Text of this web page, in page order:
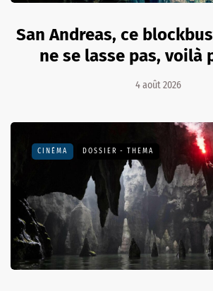
San Andreas, ce
ne se lasse pas, voilà
4 août 2026
CINÉMA DOSSIER - THEMA